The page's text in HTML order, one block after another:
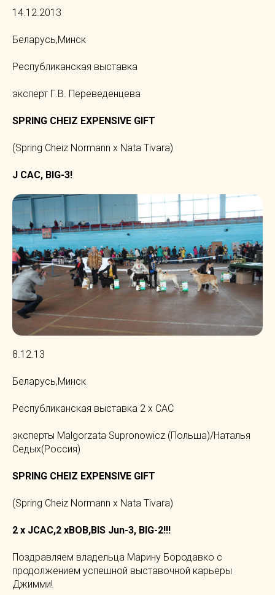
14.12.2013
Беларусь,Минск
Республиканская выставка
эксперт Г.В. Переведенцева
SPRING CHEIZ EXPENSIVE GIFT
(Spring Cheiz Normann x Nata Tivara)
J CAC, BIG-3!
8.12.13
Беларусь,Минск
Республиканская выставка 2 х САС
эксперты Malgorzata Supronowicz (Польша)/Наталья
Седых(Россия)
SPRING CHEIZ EXPENSIVE GIFT
(Spring Cheiz Normann x Nata Tivara)
2 x JCAC,2 xBOB,BIS Jun-3, BIG-2!!!
Поздравляем владельца Марину Бородавко с
продолжением успешной выставочной карьеры
Джимми!